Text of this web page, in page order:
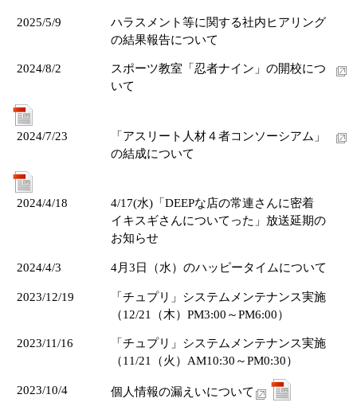
2025/5/9
ハラスメント等に関する社内ヒアリング
の結果報告について
2024/8/2
スポーツ教室「忍者ナイン」の開校につ
いて
2024/7/23
「アスリート人材４者コンソーシアム」
の結成について
2024/4/18
4/17(水)「DEEPな店の常連さんに密着
イキスギさんについてった」放送延期の
お知らせ
2024/4/3 4月3日（水）のハッピータイムについて
2023/12/19
「チュプリ」システムメンテナンス実施
（12/21（木）PM3:00～PM6:00）
2023/11/16
「チュプリ」システムメンテナンス実施
（11/21（火）AM10:30～PM0:30）
2023/10/4 個人情報の漏えいについて